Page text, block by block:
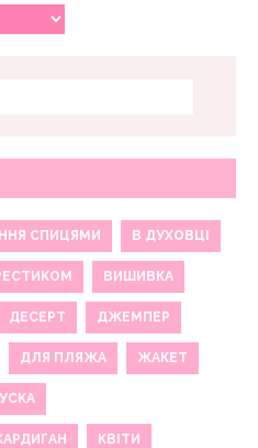
СПИЦЯМИ В ДУХОВЦІ
ВИШИВКА
ДЕСЕРТ ДЖЕМПЕР
ДЛЯ ПЛЯЖА ЖАКЕТ
КВІТИ